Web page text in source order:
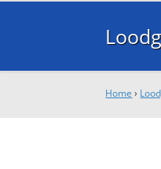
Home ›